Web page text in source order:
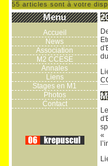
55 articles sont à votre
Menu
Accueil
News
Association
M2 CCESE
Annales
Liens
Stages en M1
Photos
Contact
«